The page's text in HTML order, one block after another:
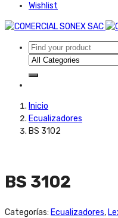
Wishlist
Inicio
Ecualizadores
BS 3102
BS 3102
Categorías: Ecualizadores,